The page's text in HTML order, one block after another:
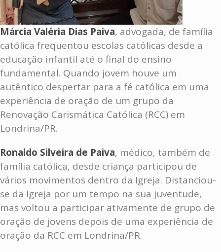
Márcia Valéria Dias Paiva, advogada, de família
católica frequentou escolas católicas desde a
educação infantil até o final do ensino
fundamental. Quando jovem houve um
autêntico despertar para a fé católica em uma
experiência de oração de um grupo da
Renovação Carismática Católica (RCC) em
Londrina/PR.
Ronaldo Silveira de Paiva, médico, também de
família católica, desde criança participou de
vários movimentos dentro da Igreja. Distanciou-
se da Igreja por um tempo na sua juventude,
mas voltou a participar ativamente de grupo de
oração de jovens depois de uma experiência de
oração da RCC em Londrina/PR.